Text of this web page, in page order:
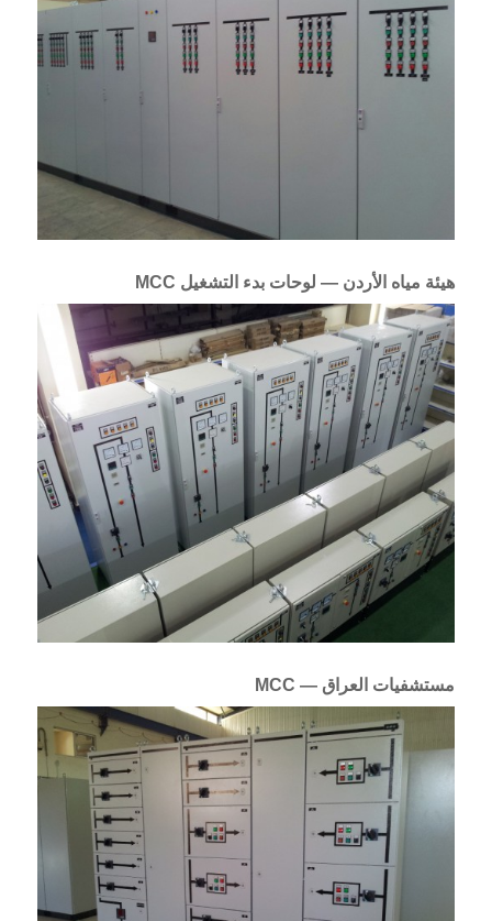
هيئة مياه الأردن — لوحات بدء التشغيل MCC
مستشفيات العراق — MCC